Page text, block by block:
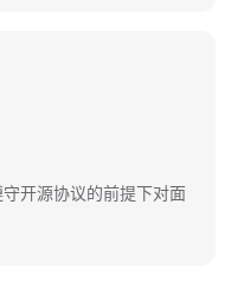
开源协议的前提下对面